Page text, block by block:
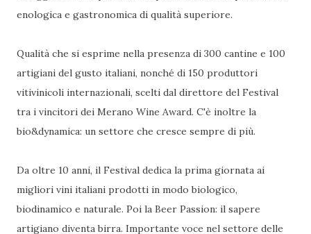
enologica e gastronomica di qualità superiore.
Qualità che si esprime nella presenza di 300 cantine e 100
artigiani del gusto italiani, nonché di 150 produttori
vitivinicoli internazionali, scelti dal direttore del Festival
tra i vincitori dei Merano Wine Award. C'è inoltre la
bio&dynamica: un settore che cresce sempre di più.
Da oltre 10 anni, il Festival dedica la prima giornata ai
migliori vini italiani prodotti in modo biologico,
biodinamico e naturale. Poi la Beer Passion: il sapere
artigiano diventa birra. Importante voce nel settore delle